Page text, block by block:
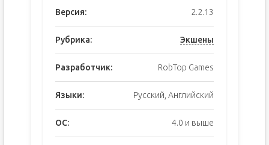
Версия: 2.2.13
Рубрика: Экшены
Разработчик: RobTop Games
Языки: Русский, Английский
ОС: 4.0 и выше